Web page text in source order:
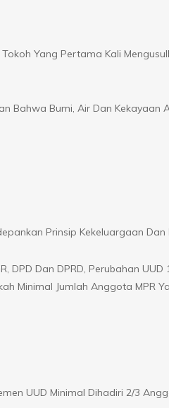
Yang Pertama Kali
Bahwa Bumi, Air Dan Kekayaan
Prinsip Kekeluargaan
DPD Dan DPRD, Perubahan
Minimal Jumlah Anggota MPR
UUD Minimal Dihadiri 2/3